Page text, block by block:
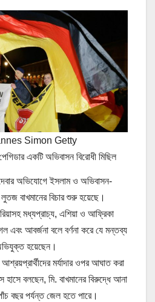
Simon Getty
একটি অভিবাসন বিরোধী মিছিল
দেবার অভিযোগে ইসলাম ও অভিবাসন-
বাখমানের বিচার শুরু হয়েছে।
মধ্যপ্রাচ্য, এশিয়া ও আফ্রিকা
এবং আবর্জনা বলে বর্ণনা করে যে মন্তব্য
হয়েছেন।
মর্যাদার ওপর আঘাত করা
হাসে বলছেন, মি. বাখমানের বিরুদ্ধে আনা
বছর পর্যন্ত জেল হতে পারে।